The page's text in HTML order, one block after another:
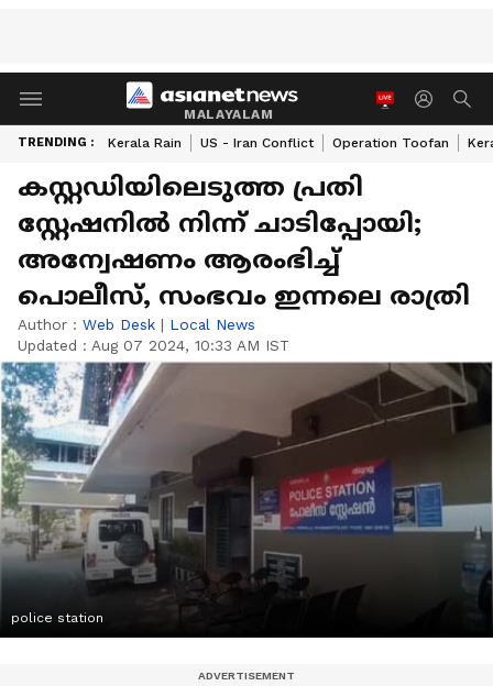
MALAYALAM
TRENDING : Kerala Rain US - Iran Conflict Operation Toofan
കസ്റ്റഡിയിലെടുത്ത പ്രതി
സ്റ്റേഷനിൽ നിന്ന് ചാടിപ്പോയി;
അന്വേഷണം ആരംഭിച്ച്
പൊലീസ്, സംഭവം ഇന്നലെ രാത്രി
Author : Web Desk | Local News
Updated : Aug 07 2024, 10:33 AM IST
police station